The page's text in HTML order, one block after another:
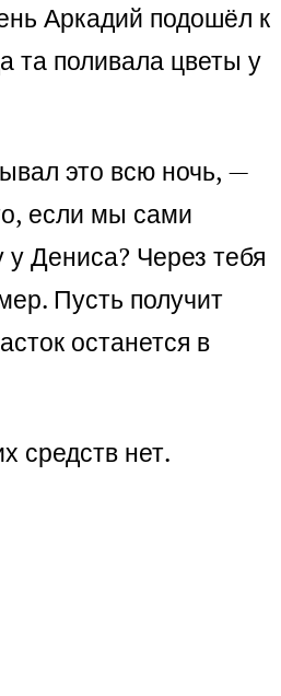
Аркадий подошёл к
та поливала цветы у
это всю ночь, —
если мы сами
у Дениса? Через тебя
Пусть получит
останется в
средств нет.